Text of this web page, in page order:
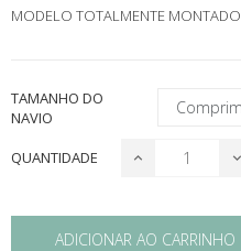
MODELO TOTALMENTE MONTADO
TAMANHO DO
NAVIO
QUANTIDADE
ADICIONAR AO CARRINHO